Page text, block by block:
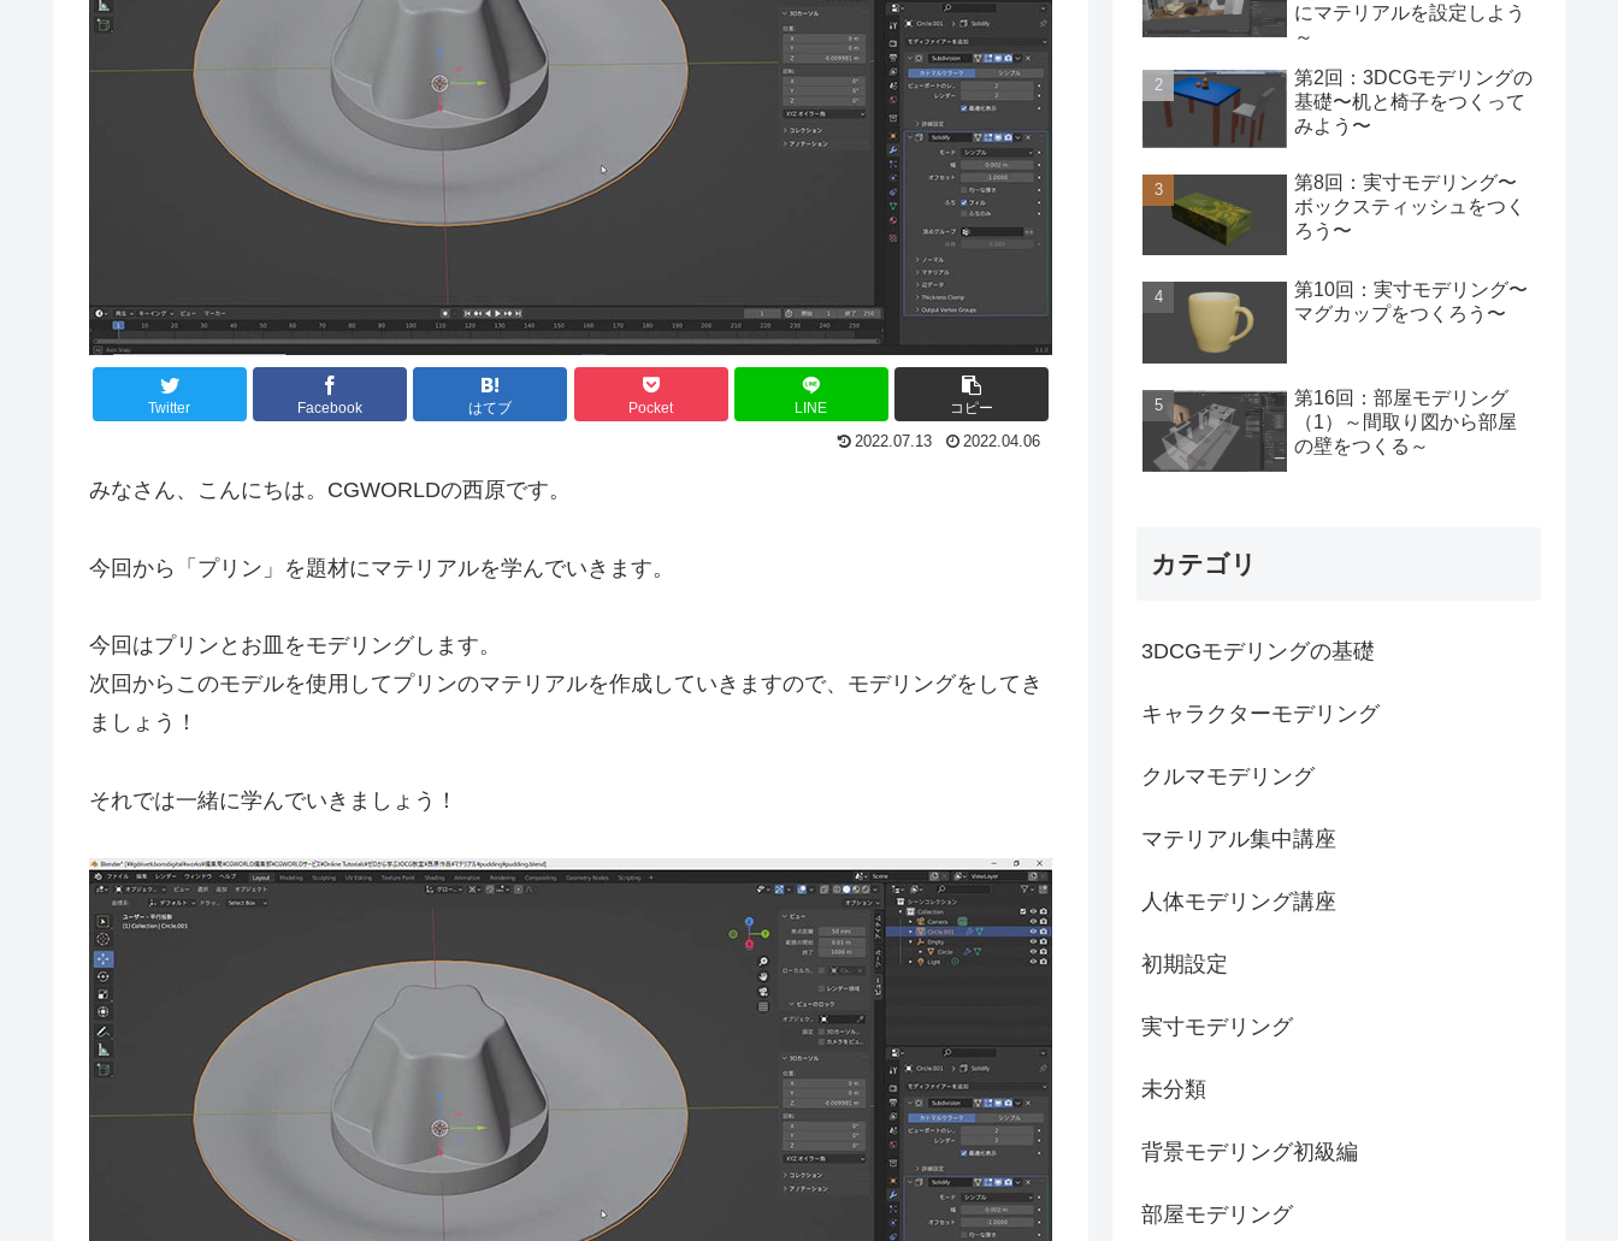
Twitter Facebook はてブ Pocket LINE コピー
2022.07.13 2022.04.06
みなさん、こんにちは。CGWORLDの西原です。
今回から「プリン」を題材にマテリアルを学んでいきます。
今回はプリンとお皿をモデリングします。
次回からこのモデルを使用してプリンのマテリアルを作成していきますので、モデリングをしてき
ましょう！
それでは一緒に学んでいきましょう！
にマテリアルを設定しよう
～
第2回：3DCGモデリングの
基礎〜机と椅子をつくって
みよう〜
第8回：実寸モデリング〜
ボックスティッシュをつく
ろう〜
第10回：実寸モデリング〜
マグカップをつくろう〜
第16回：部屋モデリング
（1）～間取り図から部屋
の壁をつくる～
カテゴリ
3DCGモデリングの基礎
キャラクターモデリング
クルマモデリング
マテリアル集中講座
人体モデリング講座
初期設定
実寸モデリング
未分類
背景モデリング初級編
部屋モデリング